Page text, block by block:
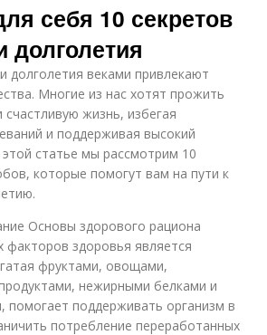
себя 10 секретов
долголетия
долголетия веками привлекают
Многие из нас хотят прожить
жизнь, избегая
и поддерживая высокий
этой статье мы рассмотрим 10
которые помогут вам на пути к
Основы здорового рациона
здоровья является
фруктами, овощами,
нежирными белками и
поддерживать организм в
потребление переработанных